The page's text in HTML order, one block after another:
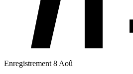
Enregistrement 8 Aoû